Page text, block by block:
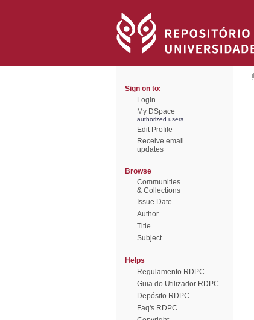
Sign on to:
Login
My DSpace
authorized users
Edit Profile
Receive email
updates
Browse
Communities
& Collections
Issue Date
Author
Title
Subject
Helps
Regulamento RDPC
Guia do Utilizador RDPC
Depósito RDPC
Faq's RDPC